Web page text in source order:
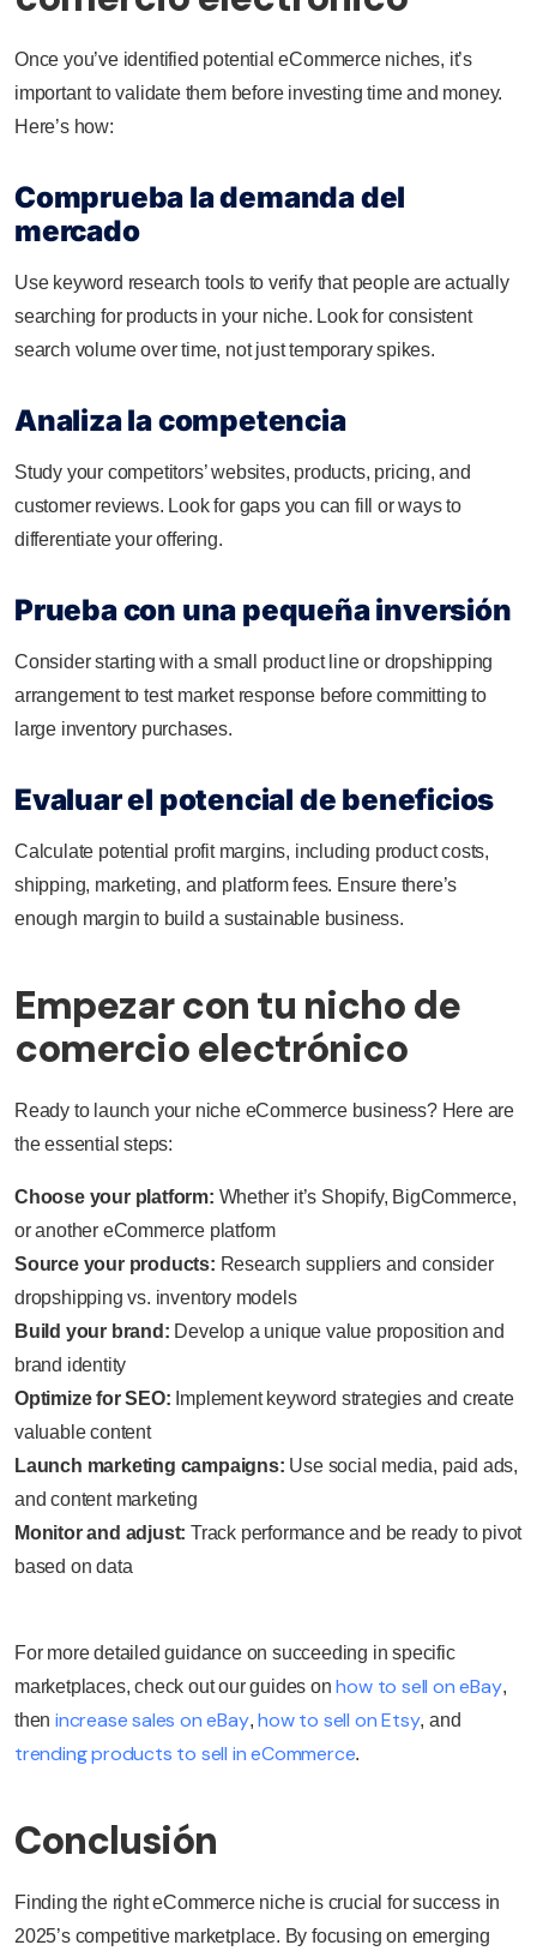
Once you’ve identified potential eCommerce niches, it’s
important to validate them before investing time and money.
Here’s how:
Comprueba la demanda del
mercado
Use keyword research tools to verify that people are actually
searching for products in your niche. Look for consistent
search volume over time, not just temporary spikes.
Analiza la competencia
Study your competitors’ websites, products, pricing, and
customer reviews. Look for gaps you can fill or ways to
differentiate your offering.
Prueba con una pequeña inversión
Consider starting with a small product line or dropshipping
arrangement to test market response before committing to
large inventory purchases.
Evaluar el potencial de beneficios
Calculate potential profit margins, including product costs,
shipping, marketing, and platform fees. Ensure there’s
enough margin to build a sustainable business.
Empezar con tu nicho de
comercio electrónico
Ready to launch your niche eCommerce business? Here are
the essential steps:
Choose your platform: Whether it’s Shopify, BigCommerce,
or another eCommerce platform
Source your products: Research suppliers and consider
dropshipping vs. inventory models
Build your brand: Develop a unique value proposition and
brand identity
Optimize for SEO: Implement keyword strategies and create
valuable content
Launch marketing campaigns: Use social media, paid ads,
and content marketing
Monitor and adjust: Track performance and be ready to pivot
based on data
For more detailed guidance on succeeding in specific
marketplaces, check out our guides on how to sell on eBay,
then increase sales on eBay, how to sell on Etsy, and
trending products to sell in eCommerce.
Conclusión
Finding the right eCommerce niche is crucial for success in
2025’s competitive marketplace. By focusing on emerging